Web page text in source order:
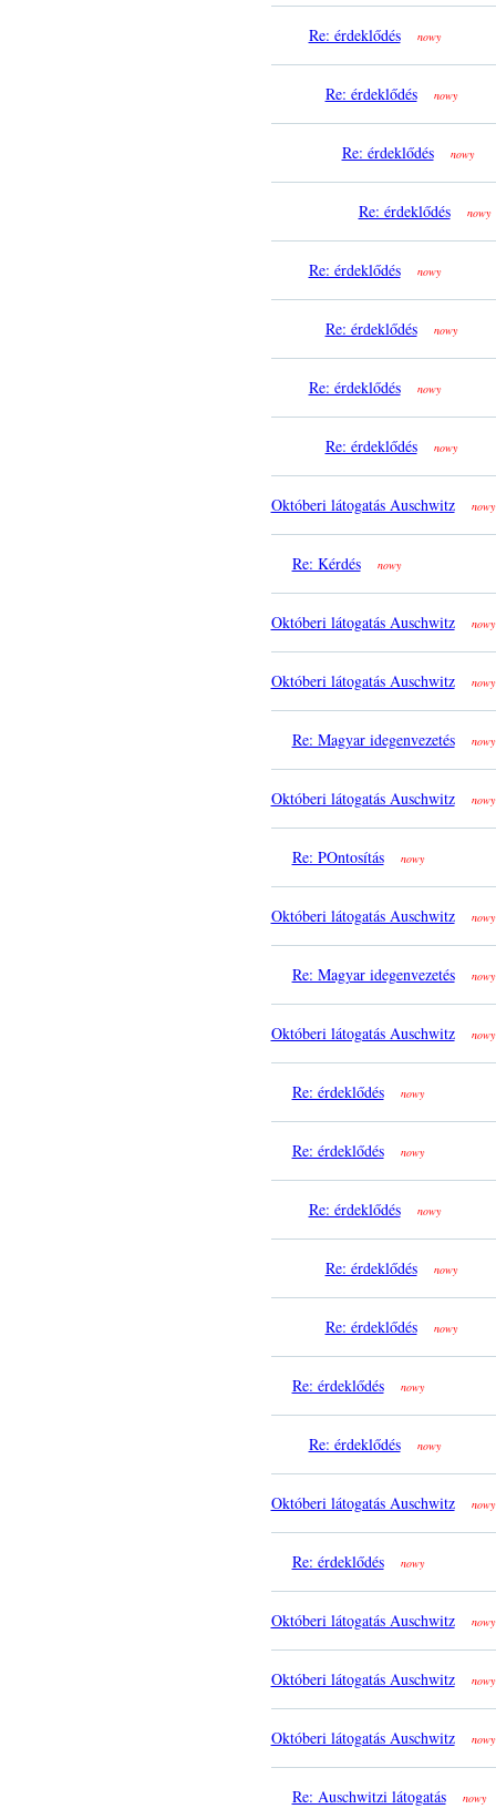
Re: érdeklődés nowy
Re: érdeklődés nowy
Re: érdeklődés nowy
Re: érdeklődés nowy
Re: érdeklődés nowy
Re: érdeklődés nowy
Re: érdeklődés nowy
Re: érdeklődés nowy
Októberi látogatás Auschwitz nowy
Re: Kérdés nowy
Októberi látogatás Auschwitz nowy
Októberi látogatás Auschwitz nowy
Re: Magyar idegenvezetés nowy
Októberi látogatás Auschwitz nowy
Re: POntosítás nowy
Októberi látogatás Auschwitz nowy
Re: Magyar idegenvezetés nowy
Októberi látogatás Auschwitz nowy
Re: érdeklődés nowy
Re: érdeklődés nowy
Re: érdeklődés nowy
Re: érdeklődés nowy
Re: érdeklődés nowy
Re: érdeklődés nowy
Re: érdeklődés nowy
Októberi látogatás Auschwitz nowy
Re: érdeklődés nowy
Októberi látogatás Auschwitz nowy
Októberi látogatás Auschwitz nowy
Októberi látogatás Auschwitz nowy
Re: Auschwitzi látogatás nowy